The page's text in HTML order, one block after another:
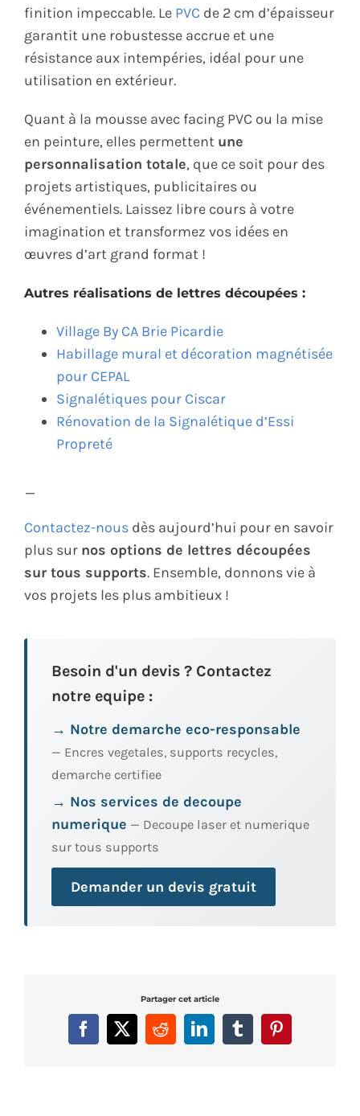
finition impeccable. Le PVC de 2 cm d’épaisseur
garantit une robustesse accrue et une
résistance aux intempéries, idéal pour une
utilisation en extérieur.
Quant à la mousse avec facing PVC ou la mise
en peinture, elles permettent une
personnalisation totale, que ce soit pour des
projets artistiques, publicitaires ou
événementiels. Laissez libre cours à votre
imagination et transformez vos idées en
œuvres d’art grand format !
Autres réalisations de lettres découpées :
Village By CA Brie Picardie
Habillage mural et décoration magnétisée
pour CEPAL
Signalétiques pour Ciscar
Rénovation de la Signalétique d’Essi
Propreté
—
Contactez-nous dès aujourd’hui pour en savoir
plus sur nos options de lettres découpées
sur tous supports. Ensemble, donnons vie à
vos projets les plus ambitieux !
Besoin d'un devis ? Contactez
notre equipe :
→ Notre demarche eco-responsable
— Encres vegetales, supports recycles,
demarche certifiee
→ Nos services de decoupe
numerique — Decoupe laser et numerique
sur tous supports
Demander un devis gratuit
Partager cet article
Facebook
X RedditLinkedInTumblrPinterest